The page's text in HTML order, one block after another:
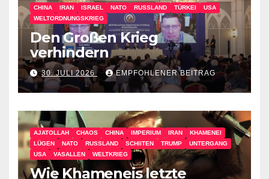
CHINA IRAN ISRAEL NATO RUSSLAND TÜRKEI
USA
WELTORDNUNGSKRIEG
Den Großen Krieg
verhindern
30. JULI 2026 EMPFOHLENER BEITRAG
AJATOLLAH CHAOS CHINA IMPERIUM IRAN
KHAMENEI
LÜGEN
NATO RUSSLAND SCHIITEN TRUMP
UNTERGANG
USA
VASALLEN WELTKRIEG
Wie Khameneis letzte